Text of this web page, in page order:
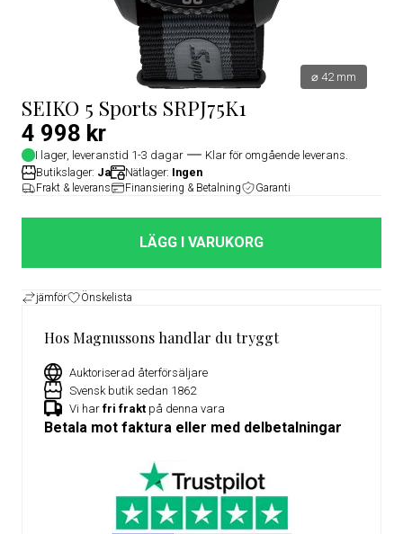
⌀ 42 mm
SEIKO 5 Sports SRPJ75K1
4 998 kr
I lager, leveranstid 1-3 dagar
Klar för omgående leverans.
Butikslager: Ja Nätlager: Ingen
Frakt & leverans Finansiering & Betalning Garanti
LÄGG I VARUKORG
jämför Önskelista
Hos Magnussons handlar du tryggt
Auktoriserad återförsäljare
Svensk butik sedan 1862
Vi har fri frakt på denna vara
Betala mot faktura eller med delbetalningar